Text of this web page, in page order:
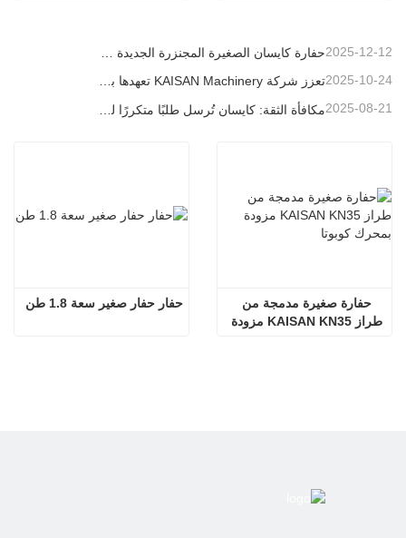
2025-12-12
تعزز شركة KAISAN Machinery تعهدها بالدعم العالمي من خلال مهمة فنية استباقية في 2025-10-24
2025-08-21
حفار حفار صغير سعة 1.8 طن